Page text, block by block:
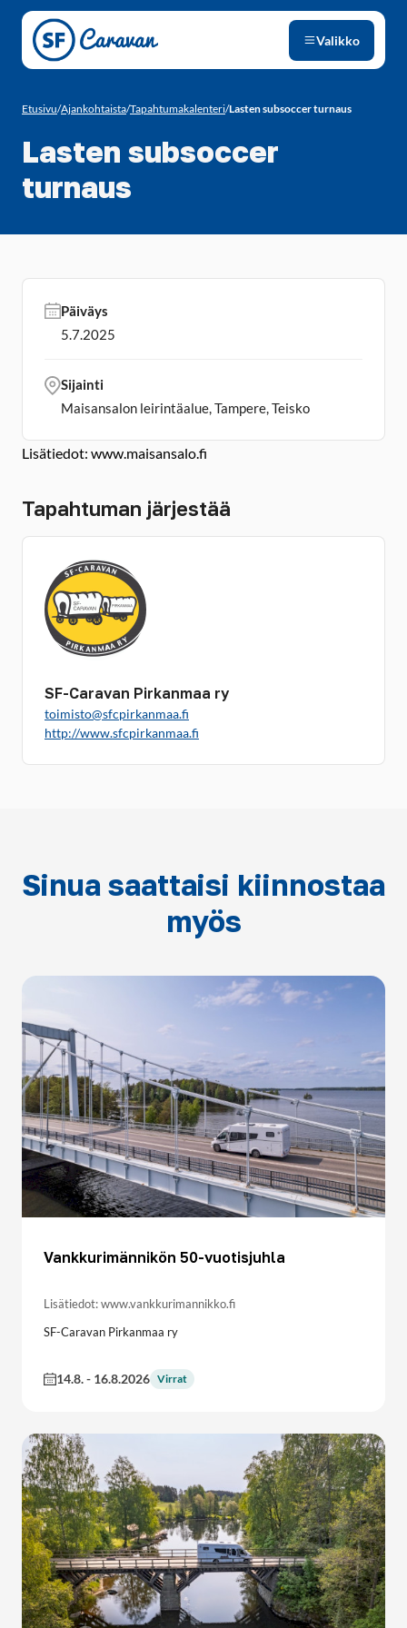
Siirry sivun sisältöön
Valikko
Etusivu/Ajankohtaista/Tapahtumakalenteri/Lasten subsoccer turnaus
Lasten subsoccer
turnaus
Lisätiedot: www.maisansalo.fi
Tapahtuman järjestää
SF-Caravan Pirkanmaa ry
toimisto@sfcpirkanmaa.fi
http://www.sfcpirkanmaa.fi
Päiväys
5.7.2025
Sijainti
Maisansalon leirintäalue, Tampere, Teisko
Sinua saattaisi kiinnostaa
myös
Vankkurimännikön 50-vuotisjuhla
Lisätiedot: www.vankkurimannikko.fi
SF-Caravan Pirkanmaa ry
14.8.- 16.8.2026 Virrat